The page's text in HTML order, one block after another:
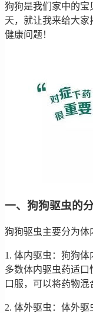
狗狗是我们家中的宝
天，就让我来给大
健康问题！
一、狗狗驱虫的
狗狗驱虫主要分为体
1. 体内驱虫：狗狗
多数体内驱虫药适
口服，可以将药物混
2. 体外驱虫：体外